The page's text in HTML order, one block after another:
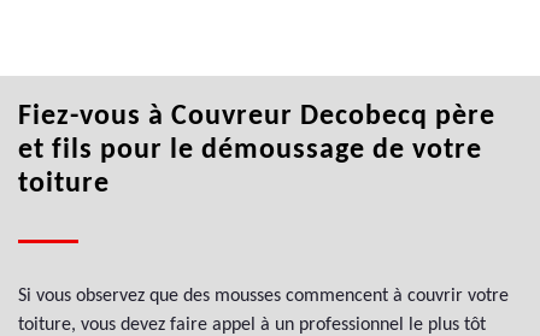
Fiez-vous à Couvreur Decobecq père
et fils pour le démoussage de votre
toiture
Si vous observez que des mousses commencent à couvrir votre
toiture, vous devez faire appel à un professionnel le plus tôt